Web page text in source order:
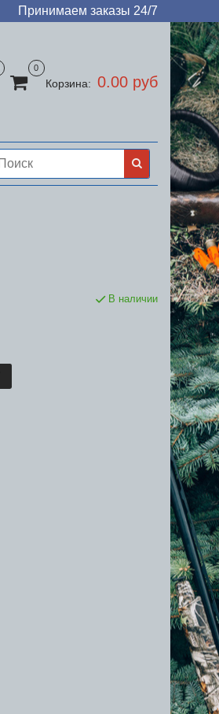
Принимаем заказы 24/7
0
Корзина: 0.00 руб
В наличии